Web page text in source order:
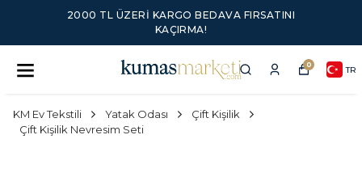
2000 TL ÜZERI KARGO BEDAVA FIRSATINI
KAÇIRMA!
0 TR
KM Ev Tekstili Yatak Odası
Çift Kişilik
Çift Kişilik Nevresim Seti